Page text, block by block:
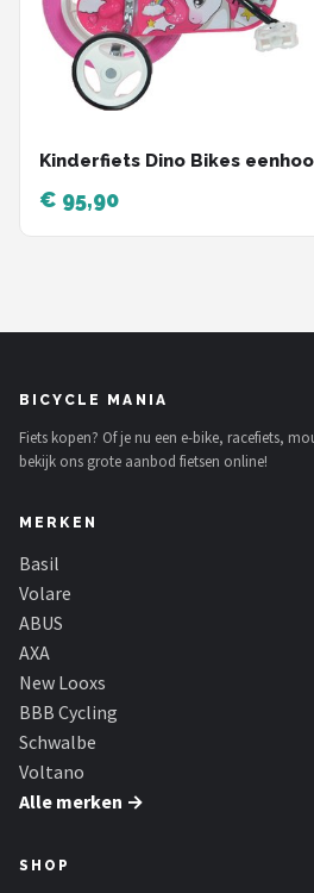
Kinderfiets Dino Bikes
€ 95,90
BICYCLE MANIA
Fiets kopen? Of je nu een e-bike, racefiets,
bekijk ons grote aanbod fietsen online!
MERKEN
Basil
Volare
ABUS
AXA
New Looxs
BBB Cycling
Schwalbe
Voltano
Alle merken →
SHOP